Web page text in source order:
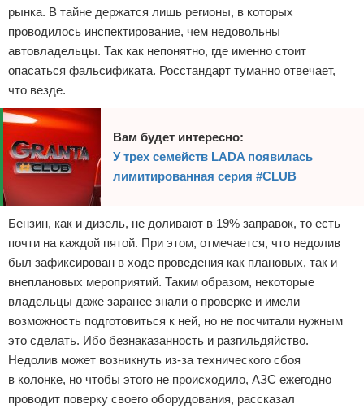
рынка. В тайне держатся лишь регионы, в которых
проводилось инспектирование, чем недовольны
автовладельцы. Так как непонятно, где именно стоит
опасаться фальсификата. Росстандарт туманно отвечает,
что везде.
Вам будет интересно:
У трех семейств LADA появилась
лимитированная серия #CLUB
Бензин, как и дизель, не доливают в 19% заправок, то есть
почти на каждой пятой. При этом, отмечается, что недолив
был зафиксирован в ходе проведения как плановых, так и
внеплановых мероприятий. Таким образом, некоторые
владельцы даже заранее знали о проверке и имели
возможность подготовиться к ней, но не посчитали нужным
это сделать. Ибо безнаказанность и разгильдяйство.
Недолив может возникнуть из-за технического сбоя
в колонке, но чтобы этого не происходило, АЗC ежегодно
проводит поверку своего оборудования, рассказал